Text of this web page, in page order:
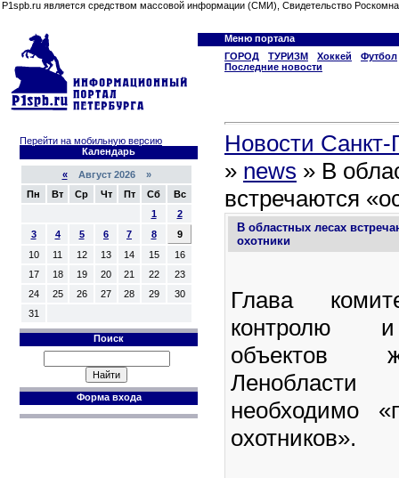
P1spb.ru является средством массовой информации (СМИ), Свидетельство
Меню портала
ГОРОД
ТУРИЗМ Хоккей
Футбол
Последние новости
Перейти на мобильную версию
Календарь
«Август 2026 »
Пн
Вт Ср Чт Пт Сб
Вс
1
2
3
4 5 6 7 8
9
10
11 12 13 14 15
16
17
18 19 20 21 22
23
24
25 26 27 28 29
30
31
Поиск
Форма входа
Новости Санкт-
» news » В
встречаются
В областных лесах
охотники
Глава
контролю и
объектов
необходимо
охотников».